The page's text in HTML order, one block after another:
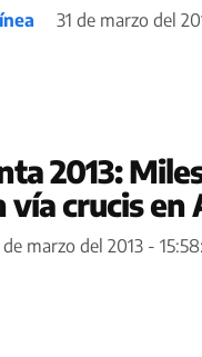
31 de marzo del
2013:
vía crucis en
marzo del 2013 -